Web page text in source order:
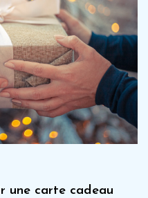
une carte cadeau